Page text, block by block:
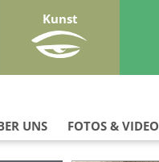
Kunst
FOTOS & VIDEO
UNS